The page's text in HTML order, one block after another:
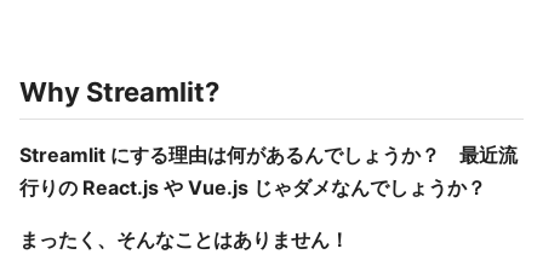
Why Streamlit?
Streamlit にする理由は何があるんでしょうか？ 最近流
行りの React.js や Vue.js じゃダメなんでしょうか？
まったく、そんなことはありません！